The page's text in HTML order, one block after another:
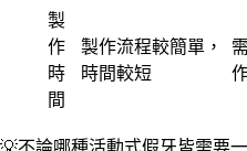
製
作
時
間
製作流程較簡單，
時間較短
💡不論哪種活動式假牙皆需要